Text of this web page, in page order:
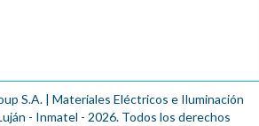
S.A. | Materiales Eléctricos e Iluminación
- Inmatel - 2026. Todos los derechos